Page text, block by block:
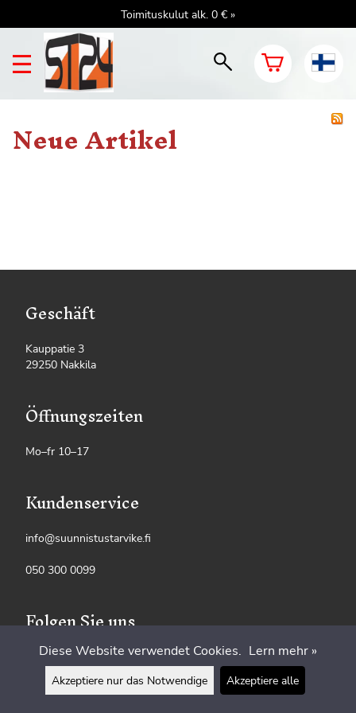
Toimituskulut alk. 0 € »
Neue Artikel
Geschäft
Kauppatie 3
29250 Nakkila
Öffnungszeiten
Mo–fr 10–17
Kundenservice
info@suunnistustarvike.fi
050 300 0099
Folgen Sie uns
Diese Website verwendet Cookies. Lern mehr »
Akzeptiere nur das Notwendige Akzeptiere alle